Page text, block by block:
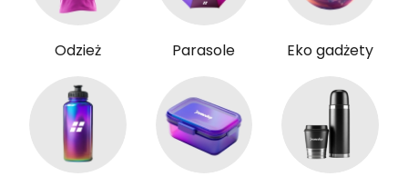
Odzież Parasole Eko gadżety